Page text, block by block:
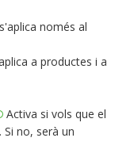
només al
a productes i a
Activa si vols que el
no, serà un